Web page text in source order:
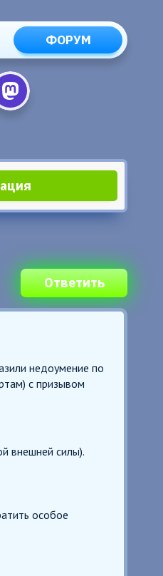
ФОРУМ
Ответить
недоумение по
с призывом
внешней силы).
особое